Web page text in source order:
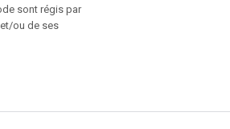
sont régis par
et/ou de ses